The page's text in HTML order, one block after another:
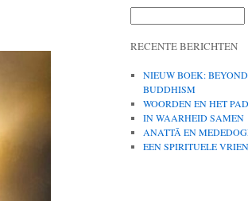
RECENTE BERICHTEN
NIEUW BOEK: BEYOND
BUDDHISM
WOORDEN EN HET PAD
IN WAARHEID SAMEN
ANATTĀ EN
EEN SPIRITUELE